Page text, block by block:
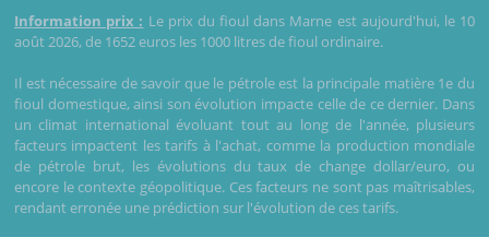
Information prix : Le prix du fioul dans Marne est aujourd'hui, le 10
août 2026, de 1652 euros les 1000 litres de fioul ordinaire.
Il est nécessaire de savoir que le pétrole est la principale matière 1e du
fioul domestique, ainsi son évolution impacte celle de ce dernier. Dans
un climat international évoluant tout au long de l'année, plusieurs
facteurs impactent les tarifs à l'achat, comme la production mondiale
de pétrole brut, les évolutions du taux de change dollar/euro, ou
encore le contexte géopolitique. Ces facteurs ne sont pas maîtrisables,
rendant erronée une prédiction sur l'évolution de ces tarifs.